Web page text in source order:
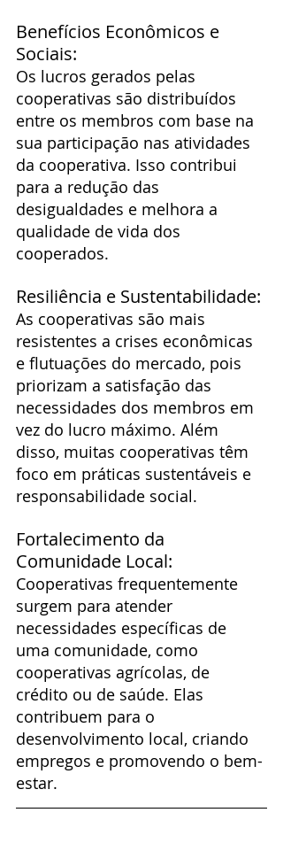
Benefícios Econômicos e
Sociais:
Os lucros gerados pelas
cooperativas são distribuídos
entre os membros com base na
sua participação nas atividades
da cooperativa. Isso contribui
para a redução das
desigualdades e melhora a
qualidade de vida dos
cooperados.
Resiliência e Sustentabilidade:
As cooperativas são mais
resistentes a crises econômicas
e flutuações do mercado, pois
priorizam a satisfação das
necessidades dos membros em
vez do lucro máximo. Além
disso, muitas cooperativas têm
foco em práticas sustentáveis e
responsabilidade social.
Fortalecimento da
Comunidade Local:
Cooperativas frequentemente
surgem para atender
necessidades específicas de
uma comunidade, como
cooperativas agrícolas, de
crédito ou de saúde. Elas
contribuem para o
desenvolvimento local, criando
empregos e promovendo o bem-
estar.